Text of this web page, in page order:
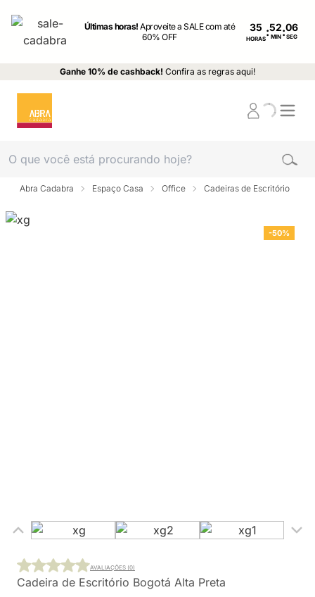
Últimas horas!Aproveite a SALE com até
60% OFF
35
HORAS: MIN : SEG
Ganhe 10% de cashback! Confira as regras aqui!
Abra Cadabra Espaço Casa Office Cadeiras de Escritório
-50%
Cadeira de Escritório Bogotá Alta Preta
AVALIAÇÕES (0)